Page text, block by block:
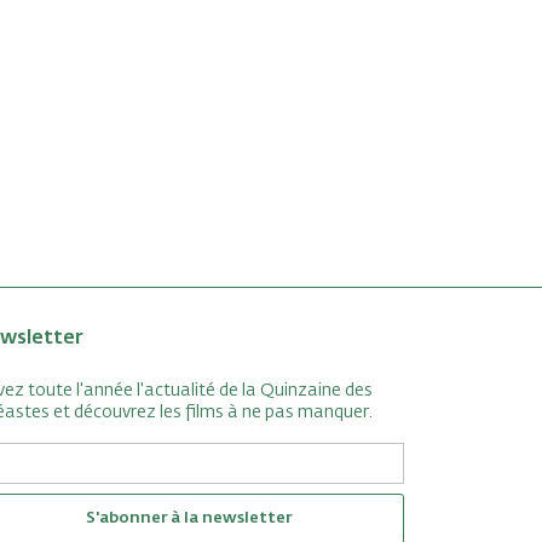
toute l'année l'actualité de la Quinzaine des
et découvrez les films à ne pas manquer.
S'abonner à la newsletter